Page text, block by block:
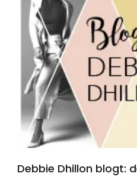
Debbie Dhillon blogt: